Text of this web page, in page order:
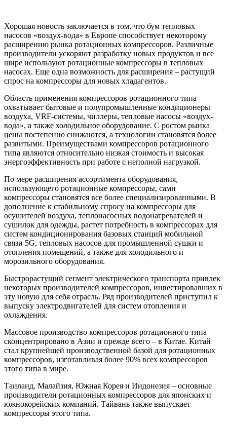
Хорошая новость заключается в том, что бум тепловых
насосов «воздух-вода» в Европе способствует некоторому
расширению рынка ротационных компрессоров. Различные
производители ускоряют разработку новых продуктов и все
шире используют ротационные компрессоры в тепловых
насосах. Еще одна возможность для расширения – растущий
спрос на компрессоры для новых хладагентов.
Область применения компрессоров ротационного типа
охватывает бытовые и полупромышленные кондиционеры
воздуха, VRF-системы, чиллеры, тепловые насосы «воздух-
вода», а также холодильное оборудование. С ростом рынка
цены постепенно снижаются, а технологии становятся более
развитыми. Преимуществами компрессоров ротационного
типа являются относительно низкая стоимость и высокая
энергоэффективность при работе с неполной нагрузкой.
По мере расширения ассортимента оборудования,
использующего ротационные компрессоры, сами
компрессоры становятся все более специализированными. В
дополнение к стабильному спросу на компрессоры для
осушителей воздуха, теплонасосных водонагревателей и
сушилок для одежды, растет потребность в компрессорах для
систем кондиционирования базовых станций мобильной
связи 5G, тепловых насосов для промышленной сушки и
отопления помещений, а также для холодильного и
морозильного оборудования.
Быстрорастущий сегмент электрического транспорта привлек
некоторых производителей компрессоров, инвестировавших в
эту новую для себя отрасль. Ряд производителей приступил к
выпуску электродвигателей для систем отопления и
охлаждения.
Массовое производство компрессоров ротационного типа
сконцентрировано в Азии и прежде всего – в Китае. Китай
стал крупнейшей производственной базой для ротационных
компрессоров, изготавливая более 90% всех компрессоров
этого типа в мире.
Таиланд, Малайзия, Южная Корея и Индонезия – основные
производители ротационных компрессоров для японских и
южнокорейских компаний. Тайвань также выпускает
компрессоры этого типа.